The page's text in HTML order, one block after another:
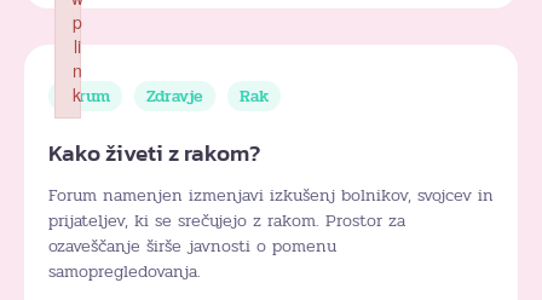
Forum Zdravje Rak
Kako živeti z rakom?
Forum namenjen izmenjavi izkušenj bolnikov, svojcev in
prijateljev, ki se srečujejo z rakom. Prostor za
ozaveščanje širše javnosti o pomenu
samopregledovanja.
p
li
n
k
Failed to initialize plugin: wplink